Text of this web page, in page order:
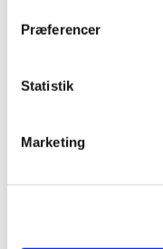
Præferencer
Statistik
Marketing
2014 (44)
2012 (44)
2010 (7)
2008 (8)